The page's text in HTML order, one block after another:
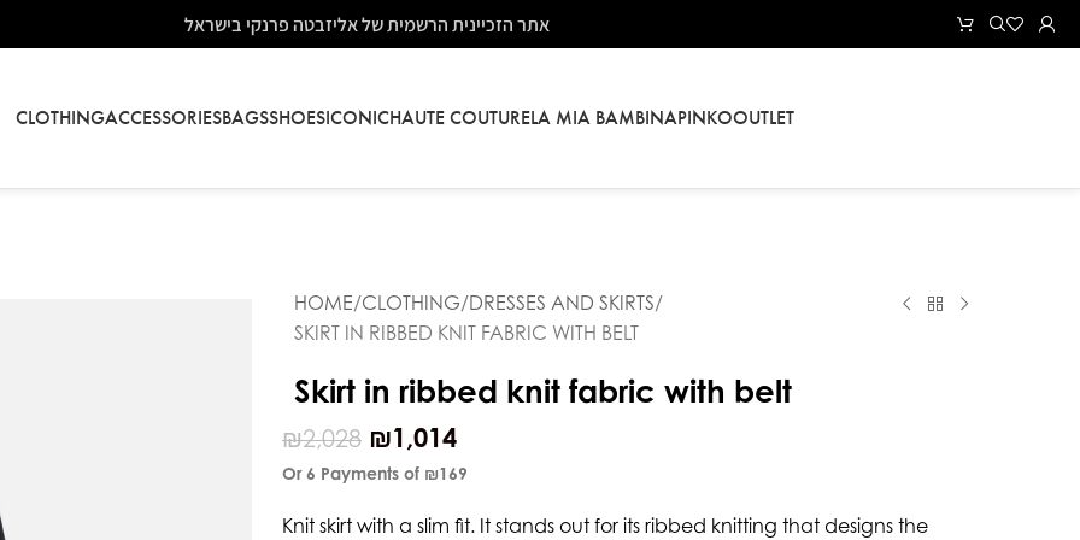
אתר הזכיינית הרשמית של אליזבטה פרנקי בישראל
CLOTHINGACCESSORIESBAGSSHOESICONICHAUTE COUTURELA MIA BAMBINAPINKOOUTLET
HOME CLOTHING DRESSES AND SKIRTS
SKIRT IN RIBBED KNIT FABRIC WITH BELT
Skirt in ribbed knit fabric with belt
₪2,028 ₪1,014
Or 6 Payments of ₪169
Knit skirt with a slim fit. It stands out for its ribbed knitting that designs the